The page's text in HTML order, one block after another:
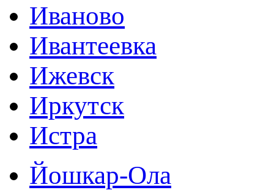
Иваново
Ивантеевка
Ижевск
Иркутск
Истра
Йошкар-Ола